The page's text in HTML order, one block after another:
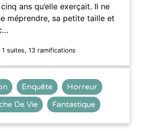
ans qu’elle exerçait. Il ne
méprendre, sa petite taille et
1 suites, 13 ramifications
Enquête
Horreur
De Vie
Fantastique